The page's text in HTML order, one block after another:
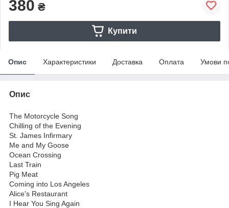
380 ₴
Купити
Опис Характеристики Доставка Оплата Умови
Опис
The Motorcycle Song
Chilling of the Evening
St. James Infirmary
Me and My Goose
Ocean Crossing
Last Train
Pig Meat
Coming into Los Angeles
Alice's Restaurant
I Hear You Sing Again